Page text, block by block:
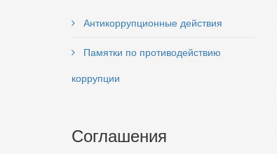
Антикоррупционные действия
Памятки по противодействию
коррупции
Соглашения